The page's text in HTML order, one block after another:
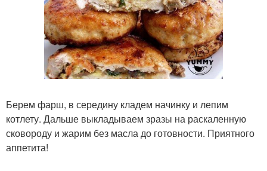
Берем фарш, в середину кладем начинку и лепим
котлету. Дальше выкладываем зразы на раскаленную
сковороду и жарим без масла до готовности. Приятного
аппетита!